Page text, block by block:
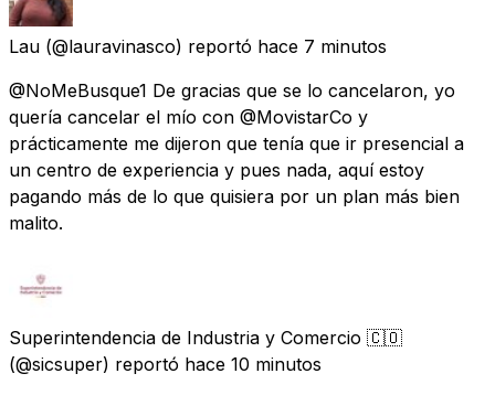
Lau (@lauravinasco) reportó hace 7 minutos
@NoMeBusque1 De gracias que se lo cancelaron, yo
quería cancelar el mío con @MovistarCo y
prácticamente me dijeron que tenía que ir presencial a
un centro de experiencia y pues nada, aquí estoy
pagando más de lo que quisiera por un plan más bien
malito.
Superintendencia de Industria y Comercio 🇨🇴
(@sicsuper) reportó hace 10 minutos